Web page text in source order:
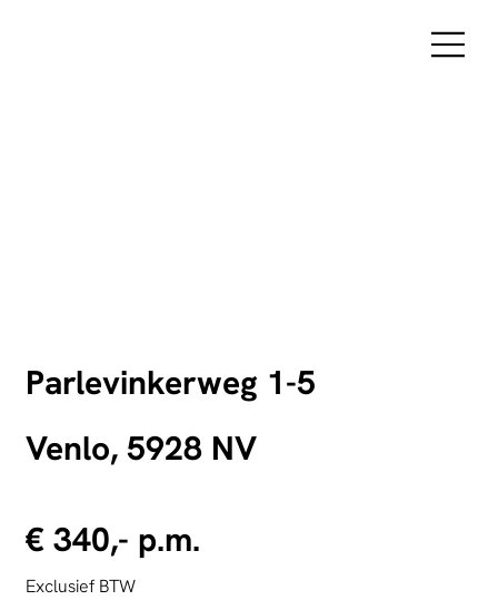
Parlevinkerweg 1-5
Venlo, 5928 NV
€ 340,- p.m.
Exclusief BTW